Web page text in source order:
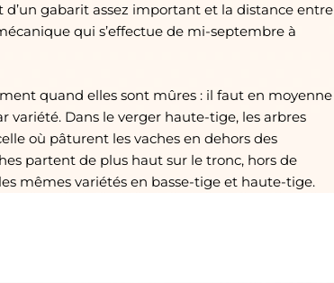
d’un gabarit assez important et la distance entre
qui s’effectue de mi-septembre à
quand elles sont mûres : il faut en moyenne
variété. Dans le verger haute-tige, les arbres
où pâturent les vaches en dehors des
partent de plus haut sur le tronc, hors de
mêmes variétés en basse-tige et haute-tige.